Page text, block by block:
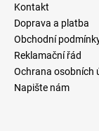
Kontakt
Doprava a platba
Obchodní
Reklamační řád
Ochrana osobních
Napište nám